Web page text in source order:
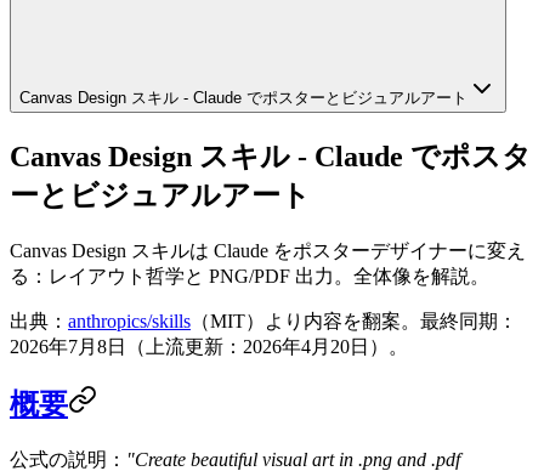
Canvas Design スキル - Claude でポスターとビジュアルアート
Canvas Design スキル - Claude でポスタ
ーとビジュアルアート
Canvas Design スキルは Claude をポスターデザイナーに変え
る：レイアウト哲学と PNG/PDF 出力。全体像を解説。
出典： anthropics/skills （MIT）より内容を翻案。最終同期：
2026年7月8日（上流更新：2026年4月20日）。
概要
公式の説明： "Create beautiful visual art in .png and .pdf